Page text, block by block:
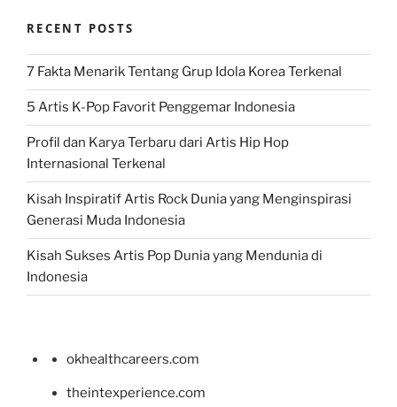
RECENT POSTS
7 Fakta Menarik Tentang Grup Idola Korea Terkenal
5 Artis K-Pop Favorit Penggemar Indonesia
Profil dan Karya Terbaru dari Artis Hip Hop
Internasional Terkenal
Kisah Inspiratif Artis Rock Dunia yang Menginspirasi
Generasi Muda Indonesia
Kisah Sukses Artis Pop Dunia yang Mendunia di
Indonesia
okhealthcareers.com
theintexperience.com